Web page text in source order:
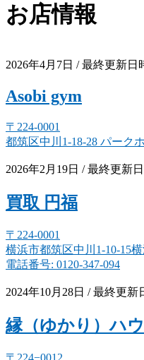
お店情報
2026年4月7日 / 最終更新日
Asobi gym
〒224-0001
都筑区中川1-18-28 パーク
2026年2月19日 / 最終更新
買取 円福
〒224-0001
横浜市都筑区中川1-10-15
電話番号: 0120-347-094
2024年10月28日 / 最終更新
縁（ゆかり）ハ
〒224−0012